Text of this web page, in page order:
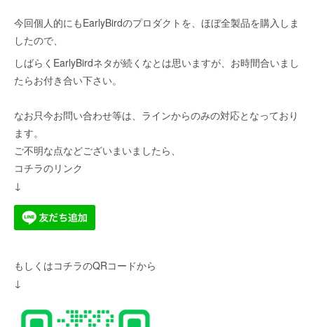
今回個人的にもEarlyBirdのプロダクトを、ほぼ全製品を購入しま
したので、
しばらくEarlyBirdネタが続くなとは思いますが、お時間合いまし
たらお付き合い下さい。
なお只今お問い合わせ等は、ラインからのみの対応となっており
ます。
ご不明な点などございまいましたら、
コチラのリンク
↓
もしくはコチラのQRコードから
↓